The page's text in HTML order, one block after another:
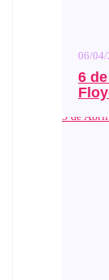
06/
6
5 de